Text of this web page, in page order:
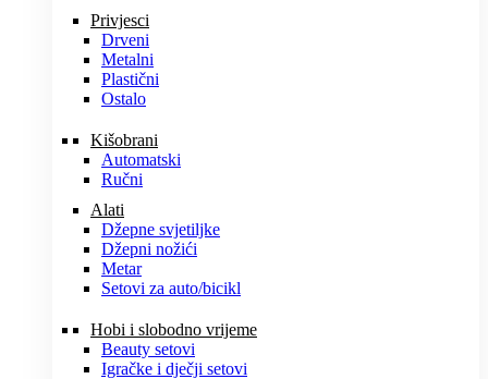
Privjesci
Drveni
Metalni
Plastični
Ostalo
Kišobrani
Automatski
Ručni
Alati
Džepne svjetiljke
Džepni nožići
Metar
Setovi za auto/bicikl
Hobi i slobodno vrijeme
Beauty setovi
Igračke i dječji setovi